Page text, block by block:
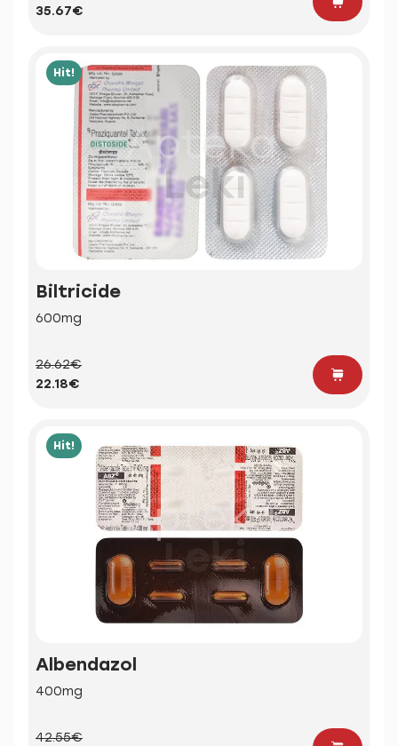
35.67€
Hit!
Biltricide
600mg
26.62€
22.18€
Hit!
Albendazol
400mg
42.55€